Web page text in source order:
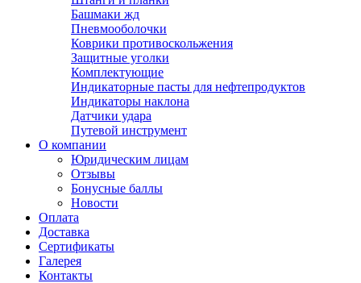
Башмаки жд
Пневмооболочки
Коврики противоскольжения
Защитные уголки
Комплектующие
Индикаторные пасты для нефтепродуктов
Индикаторы наклона
Датчики удара
Путевой инструмент
О компании
Юридическим лицам
Отзывы
Бонусные баллы
Новости
Оплата
Доставка
Сертификаты
Галерея
Контакты